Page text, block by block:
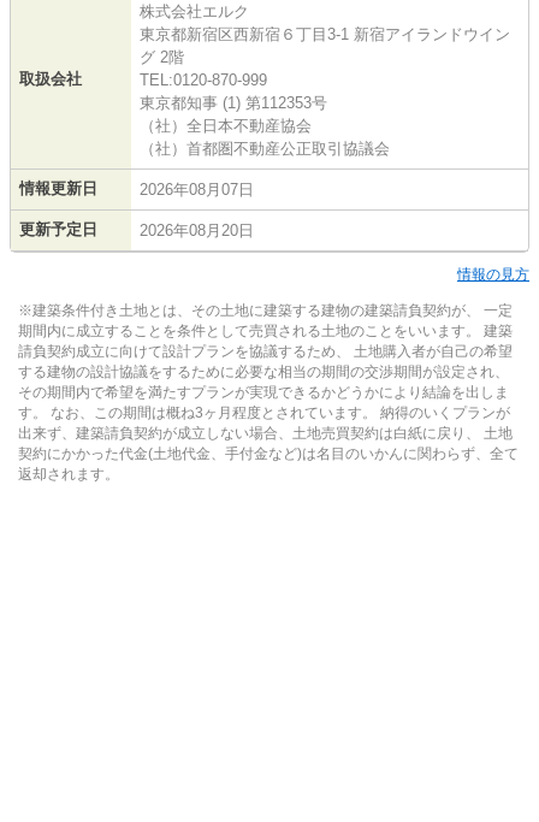
取扱会社
株式会社エルク
東京都新宿区西新宿６丁目3-1 新宿アイランドウイン
グ 2階
TEL:0120-870-999
東京都知事 (1) 第112353号
（社）全日本不動産協会
（社）首都圏不動産公正取引協議会
情報更新日 2026年08月07日
更新予定日 2026年08月20日
情報の見方
※建築条件付き土地とは、その土地に建築する建物の建築請負契約が、 一定
期間内に成立することを条件として売買される土地のことをいいます。 建築
請負契約成立に向けて設計プランを協議するため、 土地購入者が自己の希望
する建物の設計協議をするために必要な相当の期間の交渉期間が設定され、
その期間内で希望を満たすプランが実現できるかどうかにより結論を出しま
す。 なお、この期間は概ね3ヶ月程度とされています。 納得のいくプランが
出来ず、建築請負契約が成立しない場合、土地売買契約は白紙に戻り、 土地
契約にかかった代金(土地代金、手付金など)は名目のいかんに関わらず、全て
返却されます。